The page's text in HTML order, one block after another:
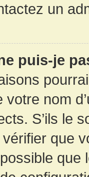
un
puis-je
votre nom
S’ils le
que
que